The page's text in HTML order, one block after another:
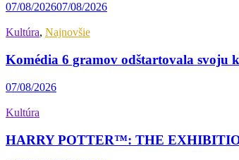
07/08/202607/08/2026
Kultúra, Najnovšie
Komédia 6 gramov odštartovala svoju
07/08/2026
Kultúra
HARRY POTTER™: THE